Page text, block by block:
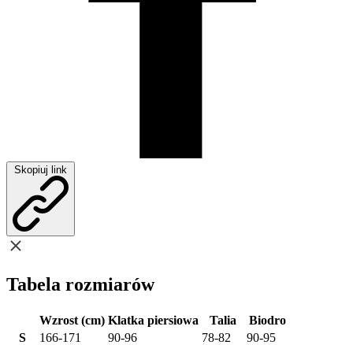
Skopiuj link
Tabela rozmiarów
Wzrost (cm) Klatka piersiowa Talia
Biodro
S
166-171 90-96 78-82
90-95